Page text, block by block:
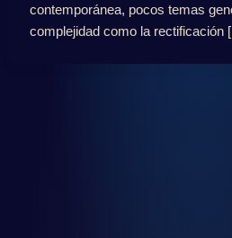
contemporánea, pocos temas
complejidad como la rectificación